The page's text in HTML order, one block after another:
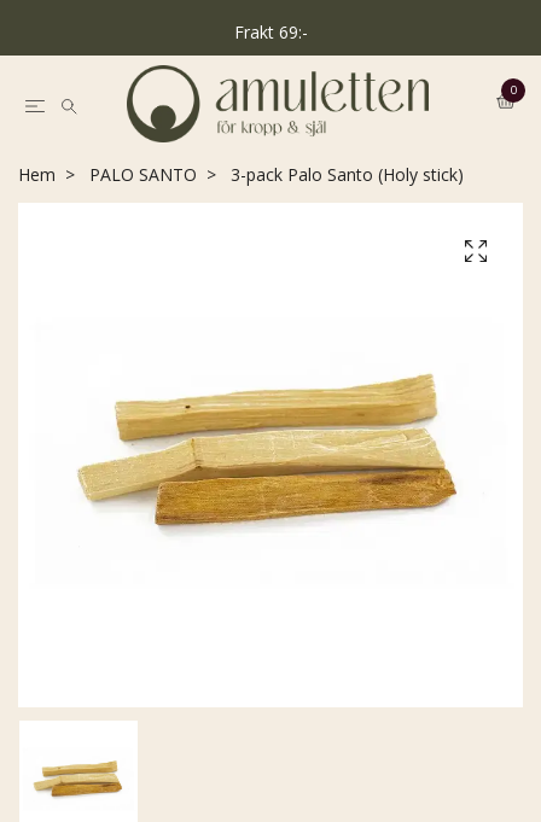
Frakt 69:-
0
Hem PALO SANTO 3-pack Palo Santo (Holy stick)